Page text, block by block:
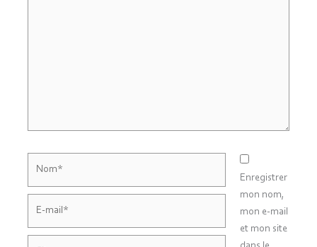
Enregistrer
mon nom,
mon e-mail
et mon site